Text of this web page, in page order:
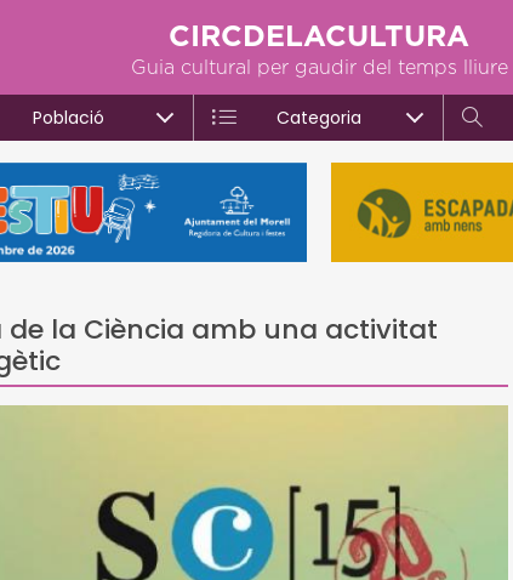
CIRCDELACULTURA
Guia cultural per gaudir del temps lliure
Població Categoria
la Ciència amb una activitat